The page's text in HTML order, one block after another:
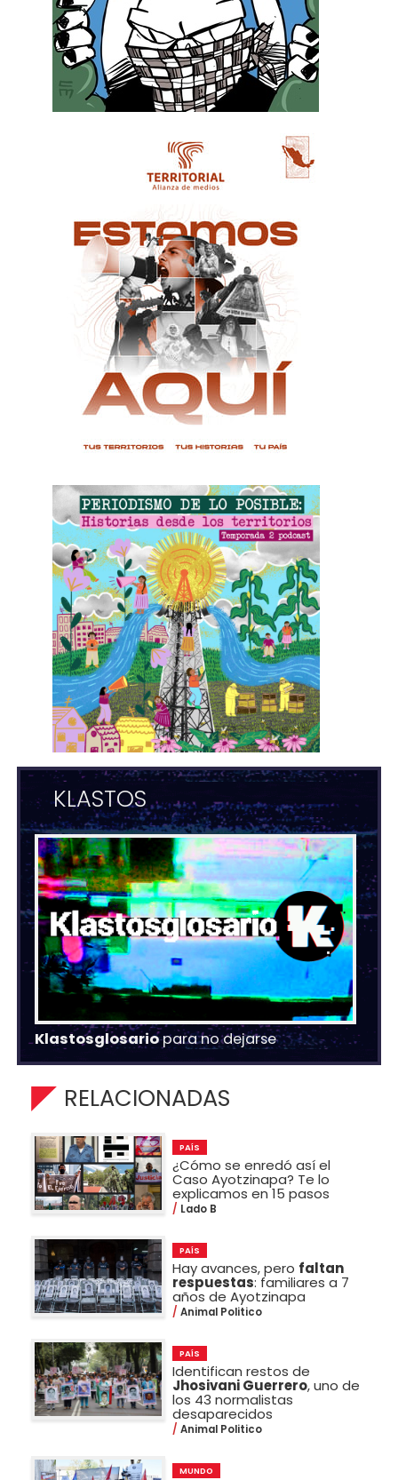
KLASTOS
Klastosglosariopara no dejarse
RELACIONADAS
PAÍS
¿Cómo se enredó así el
Caso Ayotzinapa? Te lo
explicamos en 15 pasos
Lado B
PAÍS
Hay avances, pero faltan
respuestas: familiares a 7
años de Ayotzinapa
Animal Politico
PAÍS
Identifican restos de
Jhosivani Guerrero, uno de
los 43 normalistas
desaparecidos
Animal Politico
MUNDO